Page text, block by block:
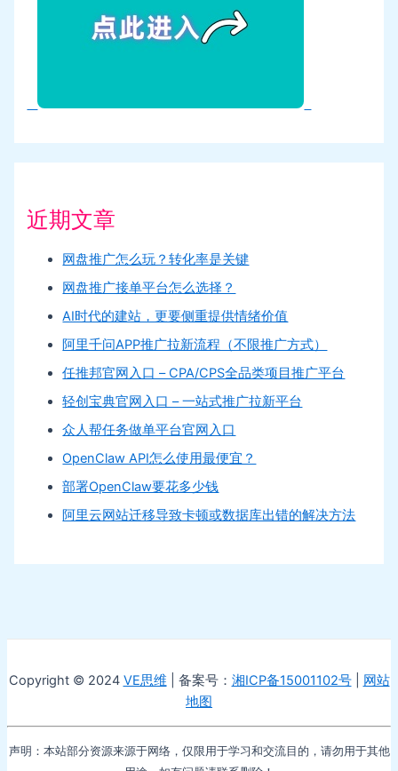
近期文章
网盘推广怎么玩？转化率是关键
网盘推广接单平台怎么选择？
AI时代的建站，更要侧重提供情绪价值
阿里千问APP推广拉新流程（不限推广方式）
任推邦官网入口 – CPA/CPS全品类项目推广平台
轻创宝典官网入口 – 一站式推广拉新平台
众人帮任务做单平台官网入口
OpenClaw API怎么使用最便宜？
部署OpenClaw要花多少钱
阿里云网站迁移导致卡顿或数据库出错的解决方法
Copyright © 2024 VE思维 | 备案号： 湘ICP备15001102号| 网站
地图
声明：本站部分资源来源于网络，仅限用于学习和交流目的，请勿用于其他